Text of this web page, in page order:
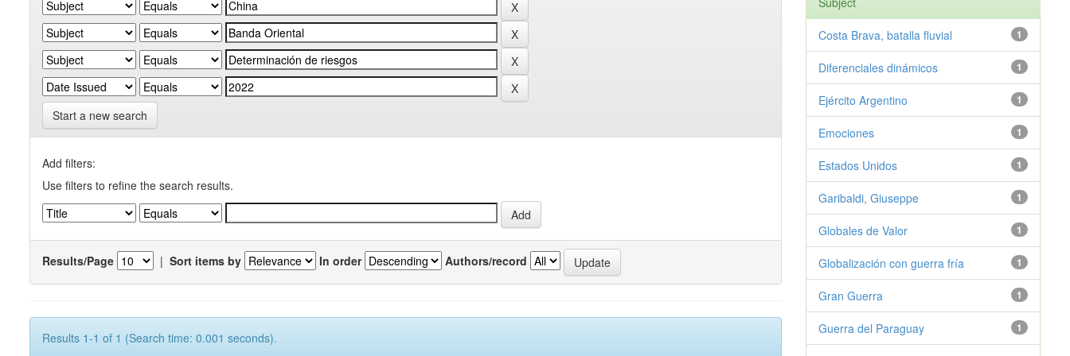
Start a new search
Add filters:
Use filters to refine the search results.
Results/Page | Sort items by In order Authors/record
Results 1-1 of 1 (Search time: 0.001 seconds).
1
Costa Brava, batalla fluvial
1
Diferenciales dinámicos
1
Ejército Argentino
1
Emociones
1
Estados Unidos
1
Garibaldi, Giuseppe
1
Globales de Valor
1
Globalización con guerra fría
1
Gran Guerra
1
Guerra del Paraguay